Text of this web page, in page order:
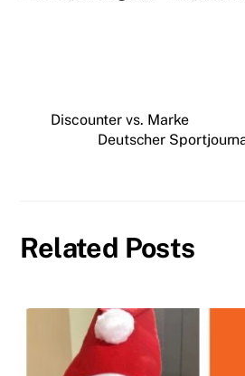
Discounter vs. Marke
Deutscher
Related Posts